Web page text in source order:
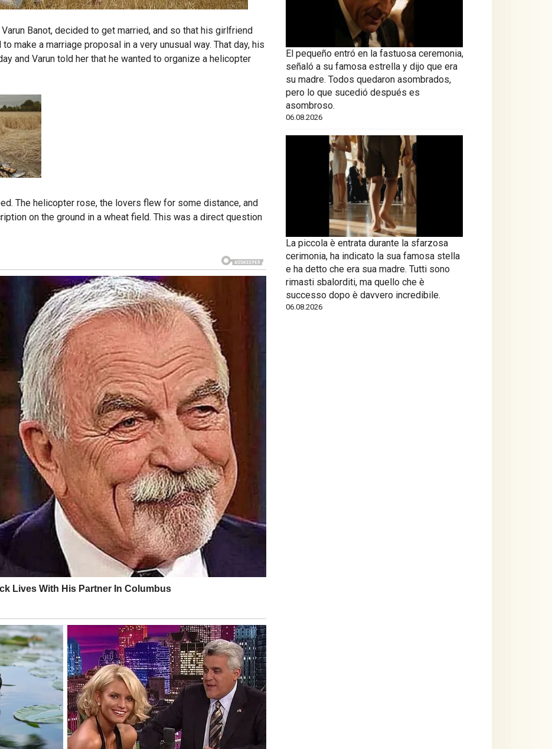
Banot, decided to get married, and so that his girlfriend
make a marriage proposal in a very unusual way. That day, his
and Varun told her that he wanted to organize a helicopter
The helicopter rose, the lovers flew for some distance, and
on the ground in a wheat field. This was a direct question
El pequeño entró en la fastuosa ceremonia,
señaló a su famosa estrella y dijo que era
su madre. Todos quedaron asombrados,
pero lo que sucedió después es
asombroso.
06.08.2026
La piccola è entrata durante la sfarzosa
cerimonia, ha indicato la sua famosa stella
e ha detto che era sua madre. Tutti sono
rimasti sbalorditi, ma quello che è
successo dopo è davvero incredibile.
06.08.2026